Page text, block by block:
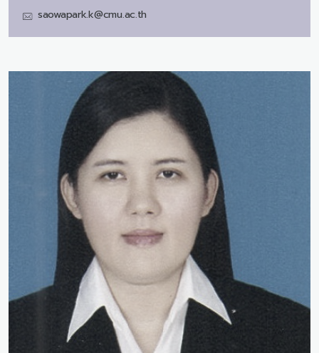
saowapark.k@cmu.ac.th